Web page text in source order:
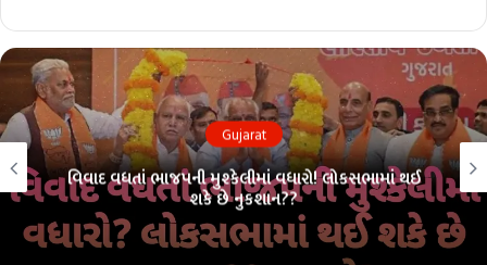
Gujarat
વિવાદ વધતાં ભાજપની મુશ્કેલીમાં વધારો! લોકસભામાં થઈ
શકે છે નુકશાન??